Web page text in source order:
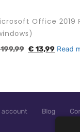
Office 2019
€ 13,99 Read
account Blog